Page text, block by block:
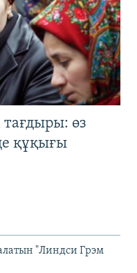
тағдыры: өз
құқығы
"Линдси Грэм